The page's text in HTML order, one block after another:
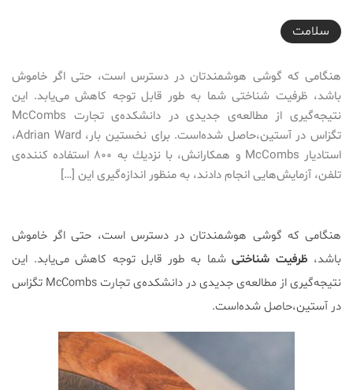
2017-06-30T11:05:19+04:30
سلامت
هنگامى كه گوشى هوشمندتان در دسترس است، حتى اگر خاموش
باشد، ظرفيت شناختى شما به طور قابل توجه كاهش مى‌يابد. اين
نتيجه‌گيرى از مطالعه‌ى جديدى در دانشكده‌ى تجارت McCombs
تگزاس در آستين،حاصل شده‌است. برای نخستین بار، Adrian Ward،
استاديار McCombs و همكارانش، با نزديك به ٨٠٠ استفاده كننده‌ى
تلفن، آزمايش‌هايى انجام دادند، به منظور اندازه‌گيرى اين […]
هنگامى كه گوشى هوشمندتان در دسترس است، حتى اگر خاموش
باشد، ظرفيت شناختى شما به طور قابل توجه كاهش مى‌يابد. اين
نتيجه‌گيرى از مطالعه‌ى جديدى در دانشكده‌ى تجارت McCombs تگزاس
در آستين،حاصل شده‌است.